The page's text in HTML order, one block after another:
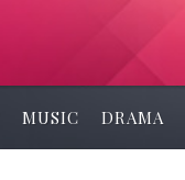
MUSIC DRAMA